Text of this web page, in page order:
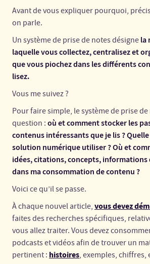
Avant de vous expliquer pourquoi,
on parle.
Un système de prise de notes désigne la
laquelle vous collectez, centralisez et
que vous piochez dans les différents
lisez.
Vous me suivez ?
Pour faire simple, le système de prise
question : où et comment stocker les
contenus intéressants que je lis ?
solution numérique utiliser ? Où et
idées, citations, concepts, informations
dans ma consommation de contenu ?
Voici ce qu’il se passe.
À chaque nouvel article, vous devez
faites des recherches spécifiques,
vous allez traiter. Vous devez
podcasts et vidéos afin de trouver un
pertinent : histoires, exemples, chiffres,